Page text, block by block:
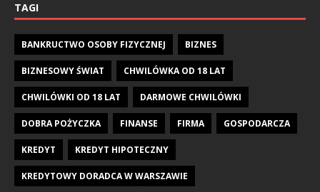
TAGI
BANKRUCTWO OSOBY FIZYCZNEJ BIZNES
BIZNESOWY ŚWIAT CHWILÓWKA OD 18 LAT
CHWILÓWKI OD 18 LAT DARMOWE CHWILÓWKI
DOBRA POŻYCZKA FINANSE FIRMA GOSPODARCZA
KREDYT KREDYT HIPOTECZNY
KREDYTOWY DORADCA W WARSZAWIE